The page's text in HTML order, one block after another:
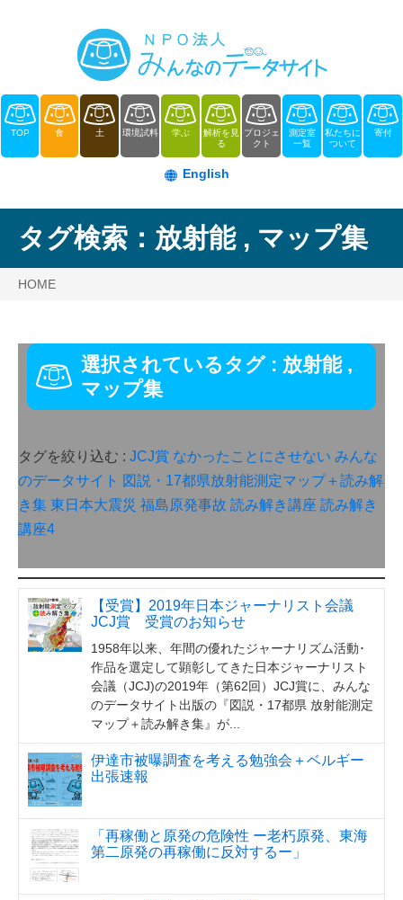
TOP 食 土 環境試料 学ぶ
解析を見
る
プロジェ
クト
測定室
一覧
私たちに
ついて
寄付
English
タグ検索： 放射能, マップ集
HOME
選択されているタグ : 放射能,
マップ集
タグを絞り込む : JCJ賞 なかったことにさせない みんな
のデータサイト 図説・17都県放射能測定マップ＋読み解
き集 東日本大震災 福島原発事故 読み解き講座 読み解き
講座4
【受賞】2019年日本ジャーナリスト会議
JCJ賞 受賞のお知らせ
1958年以来、年間の優れたジャーナリズム活動･
作品を選定して顕彰してきた日本ジャーナリスト
会議（JCJ)の2019年（第62回）JCJ賞に、みんな
のデータサイト出版の『図説・17都県 放射能測定
マップ＋読み解き集』が...
伊達市被曝調査を考える勉強会＋ベルギー
出張速報
「再稼働と原発の危険性 ー老朽原発、東海
第二原発の再稼働に反対するー」